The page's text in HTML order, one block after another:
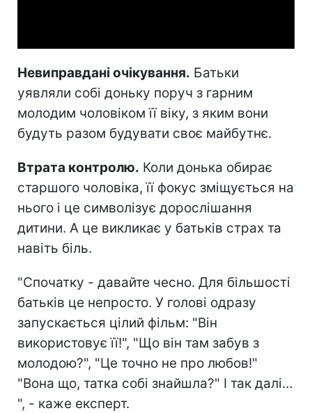
Невиправдані очікування. Батьки
уявляли собі доньку поруч з гарним
молодим чоловіком її віку, з яким вони
будуть разом будувати своє майбутнє.
Втрата контролю. Коли донька обирає
старшого чоловіка, її фокус зміщується на
нього і це символізує дорослішання
дитини. А це викликає у батьків страх та
навіть біль.
"Спочатку - давайте чесно. Для більшості
батьків це непросто. У голові одразу
запускається цілий фільм: "Він
використовує її!", "Що він там забув з
молодою?", "Це точно не про любов!"
"Вона що, татка собі знайшла?" І так далі…
", - каже експерт.